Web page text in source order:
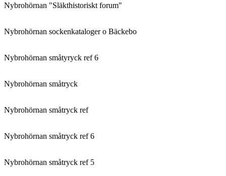
Nybrohörnan "Släkthistoriskt forum"
Nybrohörnan sockenkataloger o Bäckebo
Nybrohörnan småtyryck ref 6
Nybrohörnan småtryck
Nybrohörnan småtryck ref
Nybrohörnan småtryck ref 6
Nybrohörnan småtryck ref 5